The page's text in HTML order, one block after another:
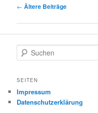
Beitragsnavigation
← Ältere Beiträge
u
h
n
SEITEN
Impressum
Datenschutzerklärung